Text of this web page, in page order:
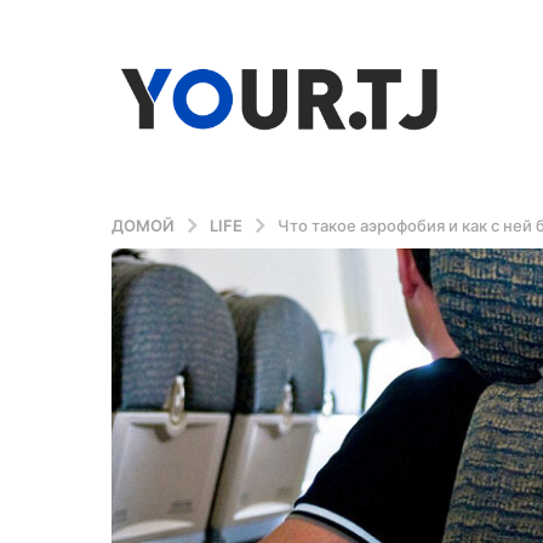
ДОМОЙ LIFE Что такое аэрофобия и как с ней